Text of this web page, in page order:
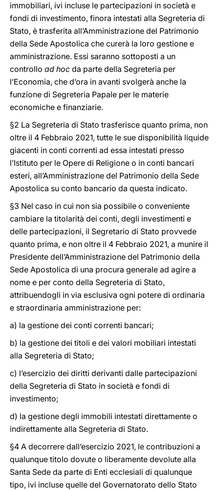
immobiliari, ivi incluse le partecipazioni in società e
fondi di investimento, finora intestati alla Segreteria di
Stato, è trasferita all’Amministrazione del Patrimonio
della Sede Apostolica che curerà la loro gestione e
amministrazione. Essi saranno sottoposti a un
controllo ad hoc da parte della Segreteria per
l’Economia, che d’ora in avanti svolgerà anche la
funzione di Segreteria Papale per le materie
economiche e finanziarie.
§2 La Segreteria di Stato trasferisce quanto prima, non
oltre il 4 Febbraio 2021, tutte le sue disponibilità liquide
giacenti in conti correnti ad essa intestati presso
l’Istituto per le Opere di Religione o in conti bancari
esteri, all’Amministrazione del Patrimonio della Sede
Apostolica su conto bancario da questa indicato.
§3 Nel caso in cui non sia possibile o conveniente
cambiare la titolarità dei conti, degli investimenti e
delle partecipazioni, il Segretario di Stato provvede
quanto prima, e non oltre il 4 Febbraio 2021, a munire il
Presidente dell’Amministrazione del Patrimonio della
Sede Apostolica di una procura generale ad agire a
nome e per conto della Segreteria di Stato,
attribuendogli in via esclusiva ogni potere di ordinaria
e straordinaria amministrazione per:
a) la gestione dei conti correnti bancari;
b) la gestione dei titoli e dei valori mobiliari intestati
alla Segreteria di Stato;
c) l’esercizio dei diritti derivanti dalle partecipazioni
della Segreteria di Stato in società e fondi di
investimento;
d) la gestione degli immobili intestati direttamente o
indirettamente alla Segreteria di Stato.
§4 A decorrere dall’esercizio 2021, le contribuzioni a
qualunque titolo dovute o liberamente devolute alla
Santa Sede da parte di Enti ecclesiali di qualunque
tipo, ivi incluse quelle del Governatorato dello Stato